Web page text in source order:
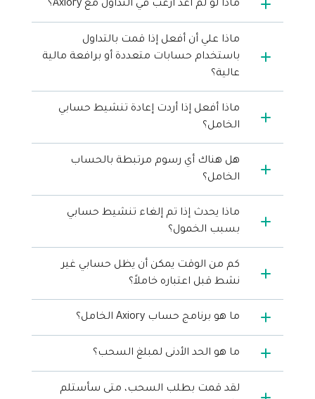
صناديق الاستثمار المتداولة في البورصات
Axiory App جديد
دليل تثبيت منصة سي تريدر
الشفافية والأمان
الجوائز العالمية
الوثائق القانونية
الأسئلة المتكررة
تواصل معنا
فتح حساب حقيقي
Trading is Risky.
ماذا لو لم أعد أرغب في التداول مع Axiory؟
ماذا علي أن أفعل إذا قمت بالتداول
باستخدام حسابات متعددة أو برافعة مالية
عالية؟
ماذا أفعل إذا أردت إعادة تنشيط حسابي
الخامل؟
هل هناك أي رسوم مرتبطة بالحساب
الخامل؟
ماذا يحدث إذا تم إلغاء تنشيط حسابي
بسبب الخمول؟
كم من الوقت يمكن أن يظل حسابي غير
نشط قبل اعتباره خاملاً؟
ما هو برنامج حساب Axiory الخامل؟
ما هو الحد الأدنى لمبلغ السحب؟
لقد قمت بطلب السحب، متى سأستلم